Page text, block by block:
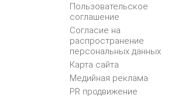
Пользовательское
соглашение
Согласие на
распространение
персональных данных
Карта сайта
Медийная реклама
PR продвижение